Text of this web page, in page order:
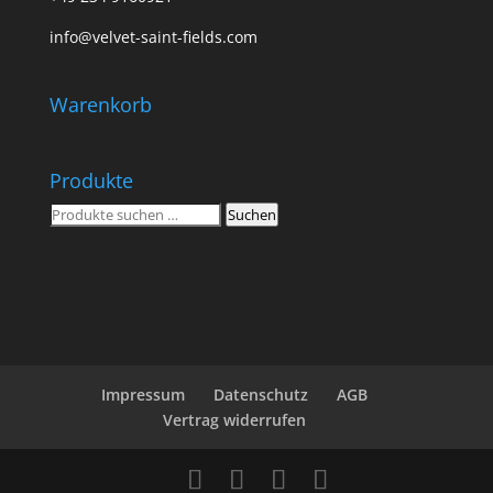
info@velvet-saint-fields.com
Warenkorb
Produkte
Suchen
Suchen
Impressum Datenschutz
AGB
Vertrag widerrufen